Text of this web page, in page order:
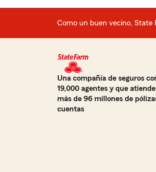
Como un buen vecino, State
Una compañía de seguros
19,000 agentes y que
más de 96 millones de
cuentas